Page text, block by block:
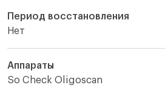
Период восстановления
Нет
Аппараты
So Check Oligoscan